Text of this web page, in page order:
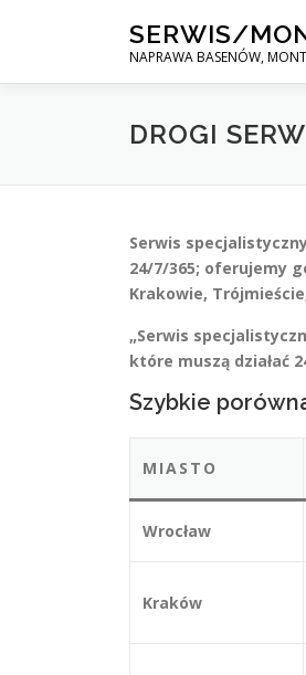
SERWIS/
NAPRAWA BASENÓW,
DROGI
Serwis
24/7/365; oferujemy
Krakowie,
„Serwis
które muszą działać
Szybkie
MIASTO
Wrocław
Kraków